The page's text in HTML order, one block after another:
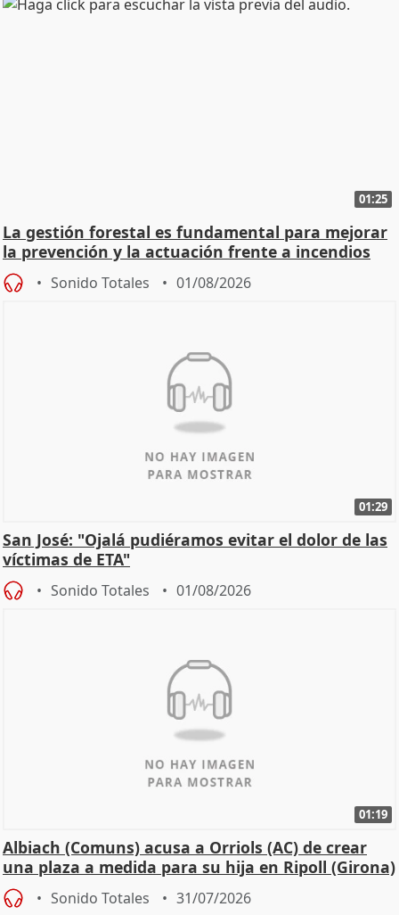
01:25
La gestión forestal es fundamental para mejorar
la prevención y la actuación frente a incendios
Sonido Totales 01/08/2026
01:29
San José: "Ojalá pudiéramos evitar el dolor de las
víctimas de ETA"
Sonido Totales 01/08/2026
01:19
Albiach (Comuns) acusa a Orriols (AC) de crear
una plaza a medida para su hija en Ripoll (Girona)
Sonido Totales 31/07/2026